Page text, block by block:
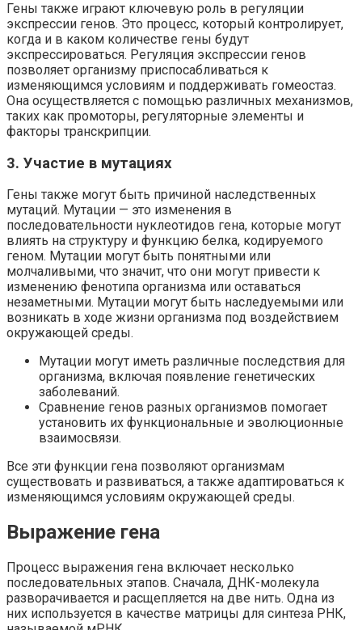
Гены также играют ключевую роль в регуляции
экспрессии генов. Это процесс, который контролирует,
когда и в каком количестве гены будут
экспрессироваться. Регуляция экспрессии генов
позволяет организму приспосабливаться к
изменяющимся условиям и поддерживать гомеостаз.
Она осуществляется с помощью различных механизмов,
таких как промоторы, регуляторные элементы и
факторы транскрипции.
3. Участие в мутациях
Гены также могут быть причиной наследственных
мутаций. Мутации — это изменения в
последовательности нуклеотидов гена, которые могут
влиять на структуру и функцию белка, кодируемого
геном. Мутации могут быть понятными или
молчаливыми, что значит, что они могут привести к
изменению фенотипа организма или оставаться
незаметными. Мутации могут быть наследуемыми или
возникать в ходе жизни организма под воздействием
окружающей среды.
Мутации могут иметь различные последствия для
организма, включая появление генетических
заболеваний.
Сравнение генов разных организмов помогает
установить их функциональные и эволюционные
взаимосвязи.
Все эти функции гена позволяют организмам
существовать и развиваться, а также адаптироваться к
изменяющимся условиям окружающей среды.
Выражение гена
Процесс выражения гена включает несколько
последовательных этапов. Сначала, ДНК-молекула
разворачивается и расщепляется на две нить. Одна из
них используется в качестве матрицы для синтеза РНК,